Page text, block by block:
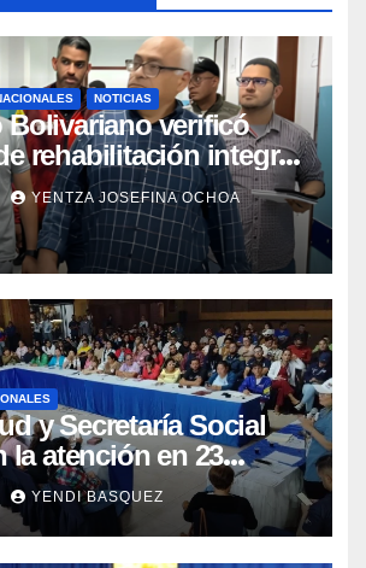
NOTICIAS
Bolivariano verificó
rehabilitación integral
Dr. José María
YENTZA JOSEFINA OCHOA
y Secretaría Social
la atención en 23
YENDI BASQUEZ